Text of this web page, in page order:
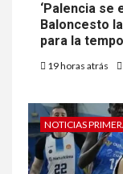
‘Palencia se
Baloncesto
para la
19 horas atrás
NOTICIAS